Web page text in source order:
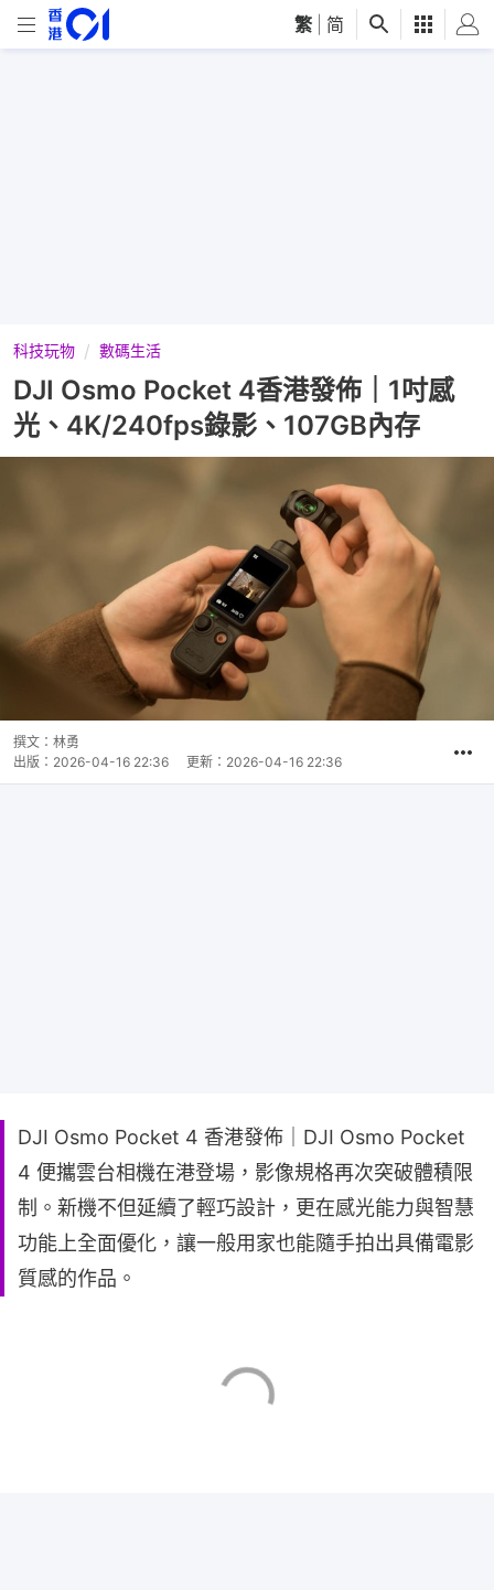
繁 简
科技玩物 數碼生活
DJI Osmo Pocket 4香港發佈｜1吋感
光、4K/240fps錄影、107GB內存
撰文： 林勇
出版： 2026-04-16 22:36 更新： 2026-04-16 22:36
DJI Osmo Pocket 4 香港發佈｜DJI Osmo Pocket
4 便攜雲台相機在港登場，影像規格再次突破體積限
制。新機不但延續了輕巧設計，更在感光能力與智慧
功能上全面優化，讓一般用家也能隨手拍出具備電影
質感的作品。